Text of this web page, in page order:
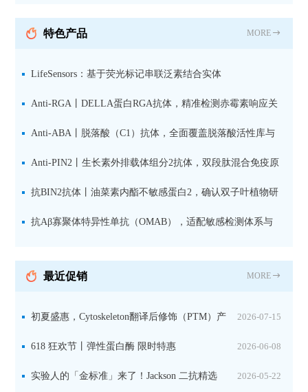
抗 现货
特色产品 MORE
LifeSensors：基于荧光标记串联泛素结合实体
（TUBE1(Alexa647)及试剂盒在高通量药物筛选和TR-FRET
技术中的应用
Anti-RGA丨DELLA蛋白RGA抗体，精准检测赤霉素响应关
键抑制因子
Anti-ABA丨脱落酸（C1）抗体，全面覆盖脱落酸活性库与
储存库
Anti-PIN2丨生长素外排载体组分2抗体，双段肽混合免疫原
设计方案
抗BIN2抗体丨油菜素内酯不敏感蛋白2，确认双子叶植物研
究数据特异性
抗Aβ寡聚体特异性单抗（OMAB），适配敏感检测体系与
最近促销 MORE
2026-07-15
初夏盛惠，Cytoskeleton翻译后修饰（PTM）产
品线放价啦！ 2026-06-08
618 狂欢节丨弹性蛋白酶 限时特惠
2026-05-22
实验人的「金标准」来了！Jackson 二抗精选